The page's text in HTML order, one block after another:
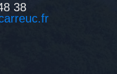
38